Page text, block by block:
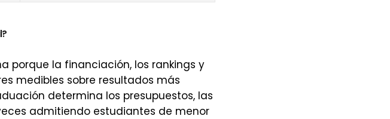
porque la financiación, los rankings y
medibles sobre resultados más
determina los presupuestos, las
admitiendo estudiantes de menor